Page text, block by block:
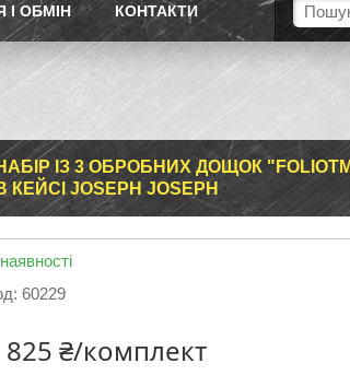
І ОБМІН КОНТАКТИ
ІЗ 3 ОБРОБНИХ ДОЩОК
КЕЙСІ JOSEPH JOSEPH
60229
825 ₴/комплект